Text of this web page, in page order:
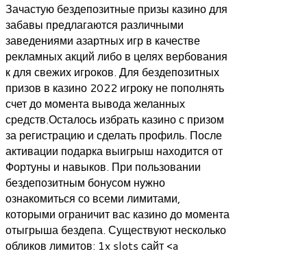
Зачастую бездепозитные призы казино для
забавы предлагаются различными
заведениями азартных игр в качестве
рекламных акций либо в целях вербования
к для свежих игроков. Для бездепозитных
призов в казино 2022 игроку не пополнять
счет до момента вывода желанных
средств.Осталось избрать казино с призом
за регистрацию и сделать профиль. После
активации подарка выигрыш находится от
Фортуны и навыков. При пользовании
бездепозитным бонусом нужно
ознакомиться со всеми лимитами,
которыми ограничит вас казино до момента
отыгрыша бездепа. Существуют несколько
обликов лимитов: 1x slots сайт <a